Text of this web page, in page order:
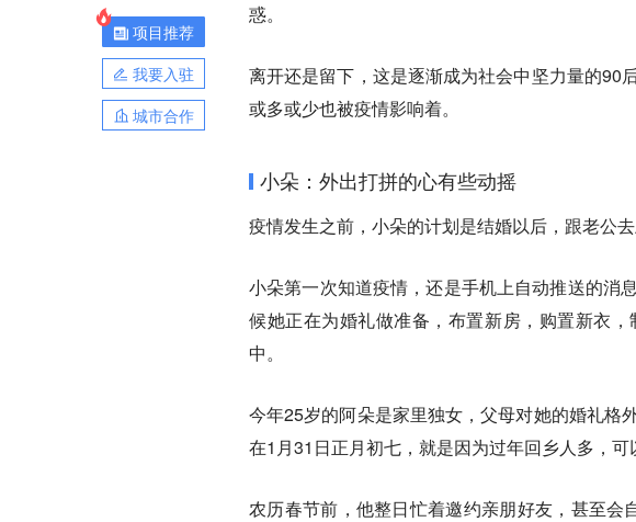
项目推荐
我要入驻
城市合作
惑。
离开还是留下，这是逐渐成为社会中坚力量的90
或多或少也被疫情影响着。
小朵：外出打拼的心有些动摇
疫情发生之前，小朵的计划是结婚以后，跟老公
小朵第一次知道疫情，还是手机上自动推送的消
候她正在为婚礼做准备，布置新房，购置新衣
中。
今年25岁的阿朵是家里独女，父母对她的婚礼格
在1月31日正月初七，就是因为过年回乡人多，可
农历春节前，他整日忙着邀约亲朋好友，甚至